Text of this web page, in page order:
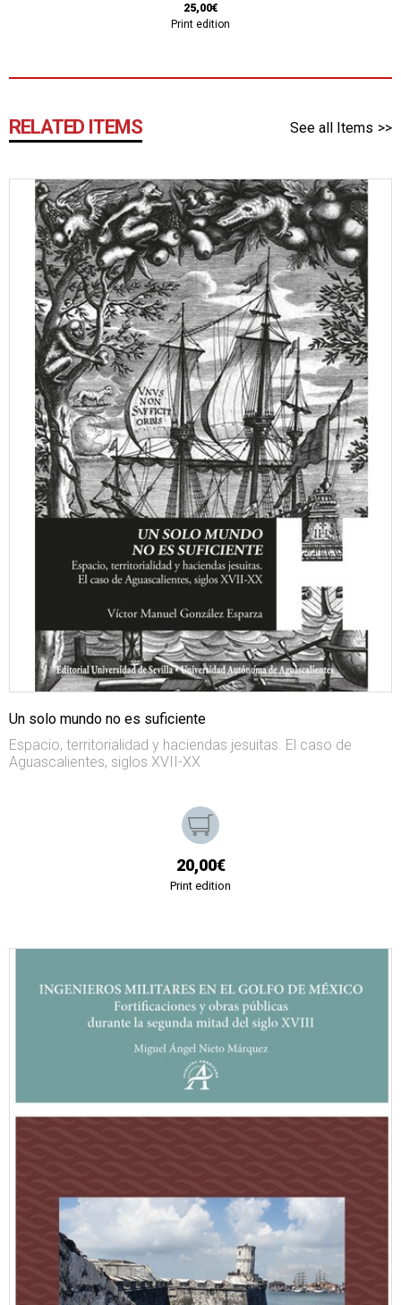
25,00€
Print edition
RELATED ITEMS See all Items
Un solo mundo no es suficiente
Espacio, territorialidad y haciendas jesuitas. El caso de
Aguascalientes, siglos XVII-XX
20,00€
Print edition